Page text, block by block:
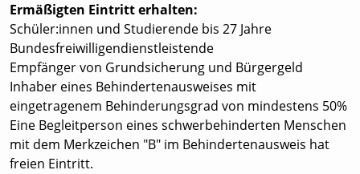
Ermäßigten Eintritt erhalten:
Schüler:innen und Studierende bis 27 Jahre
Bundesfreiwilligendienstleistende
Empfänger von Grundsicherung und Bürgergeld
Inhaber eines Behindertenausweises mit
eingetragenem Behinderungsgrad von mindestens 50%
Eine Begleitperson eines schwerbehinderten Menschen
mit dem Merkzeichen "B" im Behindertenausweis hat
freien Eintritt.